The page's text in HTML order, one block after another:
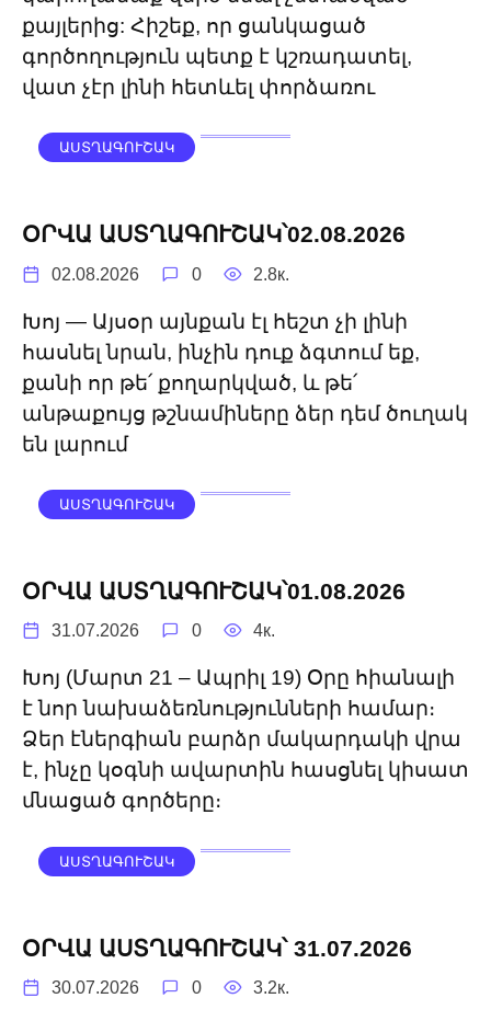
քայլերից: Հիշեք, որ ցանկացած
գործողություն պետք է կշռադատել,
վատ չէր լինի հետևել փորձառու
ԱՍՏՂԱԳՈՒՇԱԿ
ՕՐՎԱ ԱՍՏՂԱԳՈՒՇԱԿ՝02.08.2026
02.08.2026 0 2.8к.
Խոյ — Այսօր այնքան էլ հեշտ չի լինի
հասնել նրան, ինչին դուք ձգտում եք,
քանի որ թե՛ քողարկված, և թե՛
անթաքույց թշնամիները ձեր դեմ ծուղակ
են լարում
ԱՍՏՂԱԳՈՒՇԱԿ
ՕՐՎԱ ԱՍՏՂԱԳՈՒՇԱԿ՝01.08.2026
31.07.2026 0 4к.
Խոյ (Մարտ 21 – Ապրիլ 19) ​Օրը հիանալի
է նոր նախաձեռնությունների համար։
Ձեր էներգիան բարձր մակարդակի վրա
է, ինչը կօգնի ավարտին հասցնել կիսատ
մնացած գործերը։
ԱՍՏՂԱԳՈՒՇԱԿ
ՕՐՎԱ ԱՍՏՂԱԳՈՒՇԱԿ՝ 31.07.2026
30.07.2026 0 3.2к.